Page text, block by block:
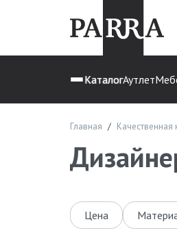
КаталогАутлет
Главная Качественная
Цена